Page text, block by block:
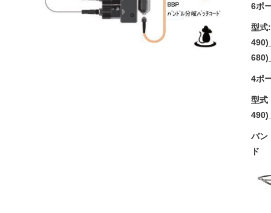
6ポ
型式
4ポ
型式
バン
ド